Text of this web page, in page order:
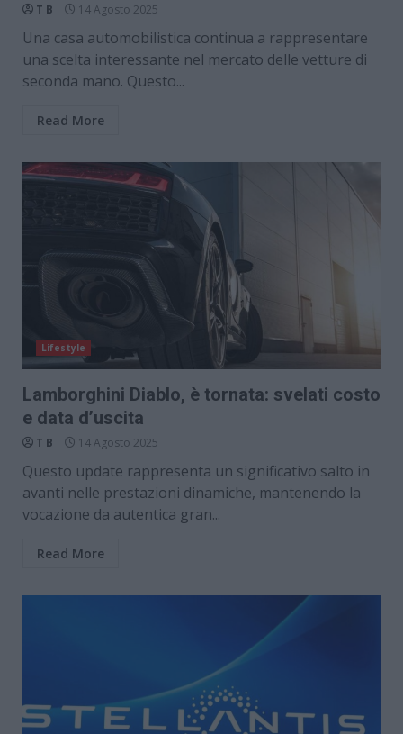
T B 14 Agosto 2025
Una casa automobilistica continua a rappresentare
una scelta interessante nel mercato delle vetture di
seconda mano. Questo...
Read More
Lifestyle
Lamborghini Diablo, è tornata: svelati costo
e data d’uscita
T B 14 Agosto 2025
Questo update rappresenta un significativo salto in
avanti nelle prestazioni dinamiche, mantenendo la
vocazione da autentica gran...
Read More